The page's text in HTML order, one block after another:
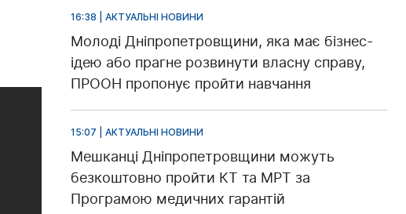
16:38 | АКТУАЛЬНІ НОВИНИ
Молоді Дніпропетровщини, яка має бізнес-
ідею або прагне розвинути власну справу,
ПРООН пропонує пройти навчання
15:07 | АКТУАЛЬНІ НОВИНИ
Мешканці Дніпропетровщини можуть
безкоштовно пройти КТ та МРТ за
Програмою медичних гарантій